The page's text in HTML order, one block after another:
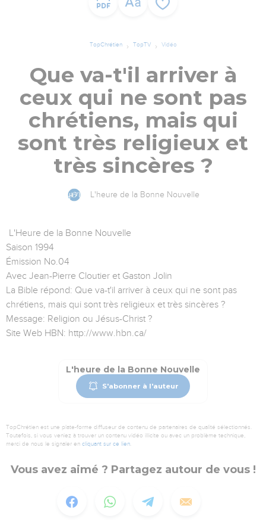
TopChrétien TopTV Vidéo
Que va-t'il arriver à
ceux qui ne sont pas
chrétiens, mais qui
sont très religieux et
très sincères ?
L'heure de la Bonne Nouvelle
L'Heure de la Bonne Nouvelle
Saison 1994
Émission No.04
Avec Jean-Pierre Cloutier et Gaston Jolin
La Bible répond: Que va-t'il arriver à ceux qui ne sont pas
chrétiens, mais qui sont très religieux et très sincères ?
Message: Religion ou Jésus-Christ ?
Site Web HBN: http://www.hbn.ca/
L'heure de la Bonne Nouvelle
S'abonner à l'auteur
TopChrétien est une plate-forme diffuseur de contenu de partenaires de qualité sélectionnés.
Toutefois, si vous veniez à trouver un contenu vidéo illicite ou avec un problème technique,
merci de nous le signaler en cliquant sur ce lien.
Vous avez aimé ? Partagez autour de vous !